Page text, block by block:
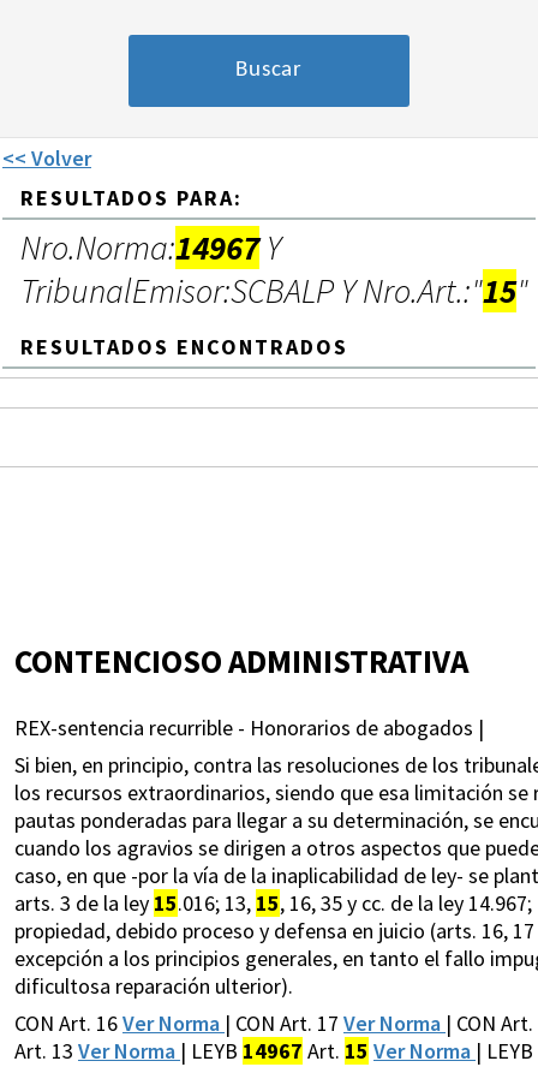
<< Volver
RESULTADOS PARA:
Nro.Norma:14967Y
TribunalEmisor:SCBALP Y Nro.Art.:"15"
RESULTADOS ENCONTRADOS
CONTENCIOSO ADMINISTRATIVA
REX-sentencia recurrible - Honorarios de abogados |
Si bien, en principio, contra las resoluciones de los
los recursos extraordinarios, siendo que esa limitación
pautas ponderadas para llegar a su determinación, se
cuando los agravios se dirigen a otros aspectos que
caso, en que -por la vía de la inaplicabilidad de ley- se
arts. 3 de la ley 15.016; 13, 15, 16, 35 y cc. de la ley
propiedad, debido proceso y defensa en juicio (arts. 16,
excepción a los principios generales, en tanto el fallo
dificultosa reparación ulterior).
CON Art. 16Ver Norma | CON Art. 17 Ver Norma | CON
Art. 13 Ver Norma | LEYB 14967 Art. 15 Ver Norma | LEYB